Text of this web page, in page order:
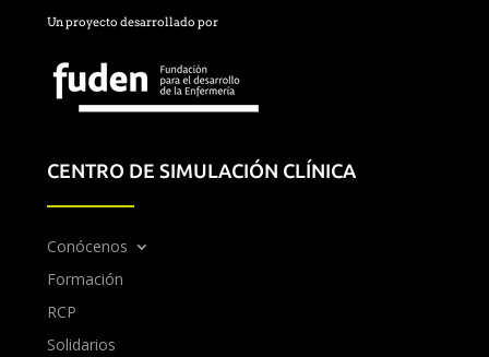
Un proyecto desarrollado por
CENTRO DE SIMULACIÓN CLÍNICA
Conócenos
Formación
RCP
Solidarios